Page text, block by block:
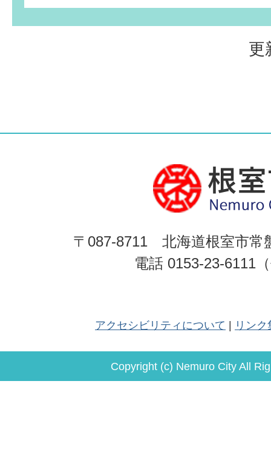
更
〒087-8711 北海道根室市常
電話 0153-23-6111
アクセシビリティについて リンク
Copyright (c) Nemuro City All